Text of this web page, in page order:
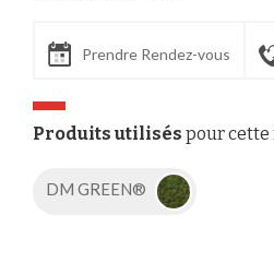
Prendre Rendez-vous
Produits utilisés pour cette
DM GREEN®